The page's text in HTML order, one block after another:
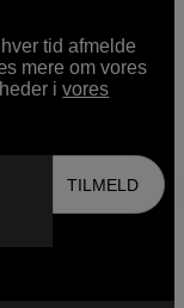
tid afmelde
mere om vores
ivores
TILMELD